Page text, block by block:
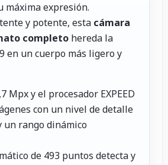
máxima expresión.
y potente, esta cámara
completo hereda la
en un cuerpo más ligero y
Mpx y el procesador EXPEED
con un nivel de detalle
rango dinámico
de 493 puntos detecta y